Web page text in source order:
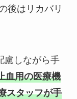
後はリカバリ
慮しながら手
血用の医療機
スタッフが手